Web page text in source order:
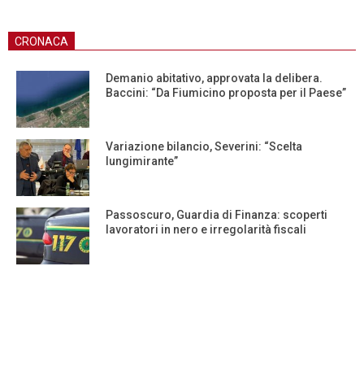
CRONACA
Demanio abitativo, approvata la delibera.
Baccini: “Da Fiumicino proposta per il Paese”
Variazione bilancio, Severini: “Scelta
lungimirante”
Passoscuro, Guardia di Finanza: scoperti
lavoratori in nero e irregolarità fiscali